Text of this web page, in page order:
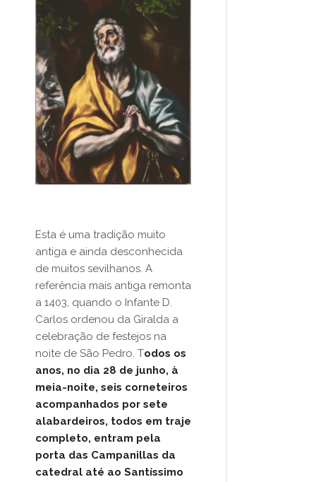
Esta é uma tradição muito
antiga e ainda desconhecida
de muitos sevilhanos. A
referência mais antiga remonta
a 1403, quando o Infante D.
Carlos ordenou da Giralda a
celebração de festejos na
noite de São Pedro. Todos os
anos, no dia 28 de junho, à
meia-noite, seis corneteiros
acompanhados por sete
alabardeiros, todos em traje
completo, entram pela
porta das Campanillas da
catedral até ao Santíssimo